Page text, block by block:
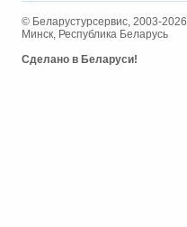
© ​Беларустурсервис, 2003-2026
Минск, Республика Беларусь
Сделано в Беларуси!